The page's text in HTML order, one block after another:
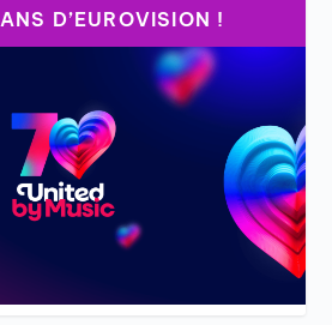
D’EUROVISION !